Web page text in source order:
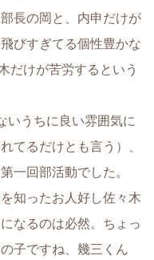
長の岡と、内申だけが
びすぎてる個性豊かな
けが苦労するという
いうちに良い雰囲気に
てるだけとも言う）、
一回部活動でした。
知ったお人好し佐々木
なるのは必然。ちょっ
子ですね、幾三くん